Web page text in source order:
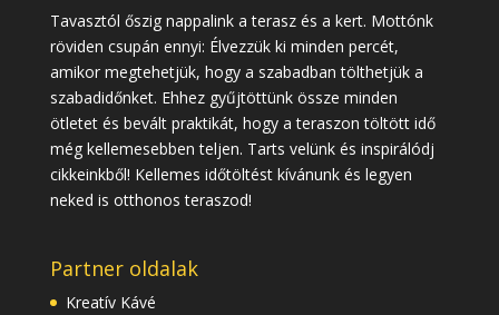
Tavasztól őszig nappalink a terasz és a kert. Mottónk
röviden csupán ennyi: Élvezzük ki minden percét,
amikor megtehetjük, hogy a szabadban tölthetjük a
szabadidőnket. Ehhez gyűjtöttünk össze minden
ötletet és bevált praktikát, hogy a teraszon töltött idő
még kellemesebben teljen. Tarts velünk és inspirálódj
cikkeinkből! Kellemes időtöltést kívánunk és legyen
neked is otthonos teraszod!
Partner oldalak
Kreatív Kávé